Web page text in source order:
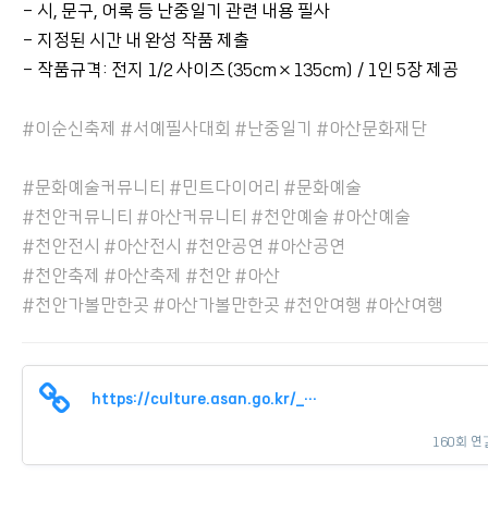
- 시, 문구, 어록 등 난중일기 관련 내용 필사
- 지정된 시간 내 완성 작품 제출
- 작품규격: 전지 1/2 사이즈(35cm×135cm) / 1인 5장 제공
#이순신축제 #서예필사대회 #난중일기 #아산문화재단
#문화예술커뮤니티 #민트다이어리 #문화예술
#천안커뮤니티 #아산커뮤니티 #천안예술 #아산예술
#천안전시 #아산전시 #천안공연 #아산공연
#천안축제 #아산축제 #천안 #아산
#천안가볼만한곳 #아산가볼만한곳 #천안여행 #아산여행
https://culture.asan.go.kr/_culture/new/developer/m_board/m_board.asp?…
160회 연